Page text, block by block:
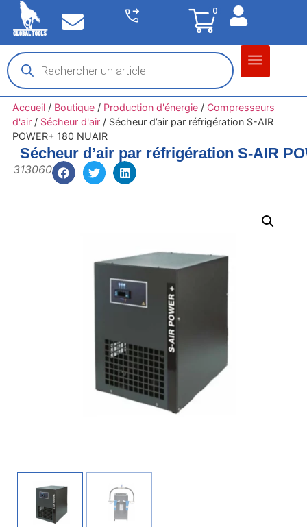
0
Accueil/ Boutique/ Production d'énergie/ Compresseurs
d'air/ Sécheur d'air/ Sécheur d’air par réfrigération S-AIR
POWER+ 180 NUAIR
Sécheur d’air par réfrigération S-AIR
313060